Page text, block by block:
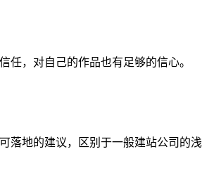
任，对自己的作品也有足够的信心。
落地的建议，区别于一般建站公司的